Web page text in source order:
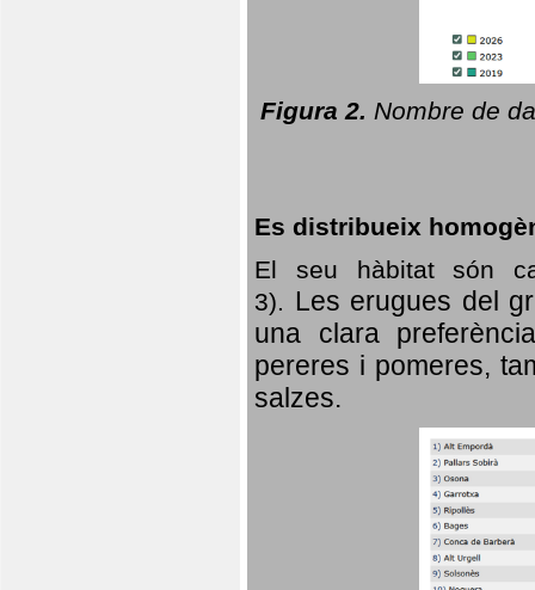
Figura 2. Nombre de
Es distribueix
El seu hàbitat són
3). Les erugues del
una clara
pereres i pomeres,
salzes.